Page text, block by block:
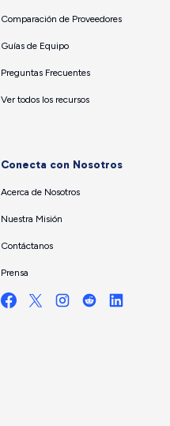
Comparación de Proveedores
Guías de Equipo
Preguntas Frecuentes
Ver todos los recursos
Conecta con Nosotros
Acerca de Nosotros
Nuestra Misión
Contáctanos
Prensa